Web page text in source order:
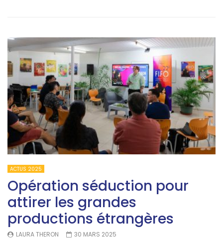
ACTUS 2025
Opération séduction pour
attirer les grandes
productions étrangères
LAURA THERON 30 MARS 2025